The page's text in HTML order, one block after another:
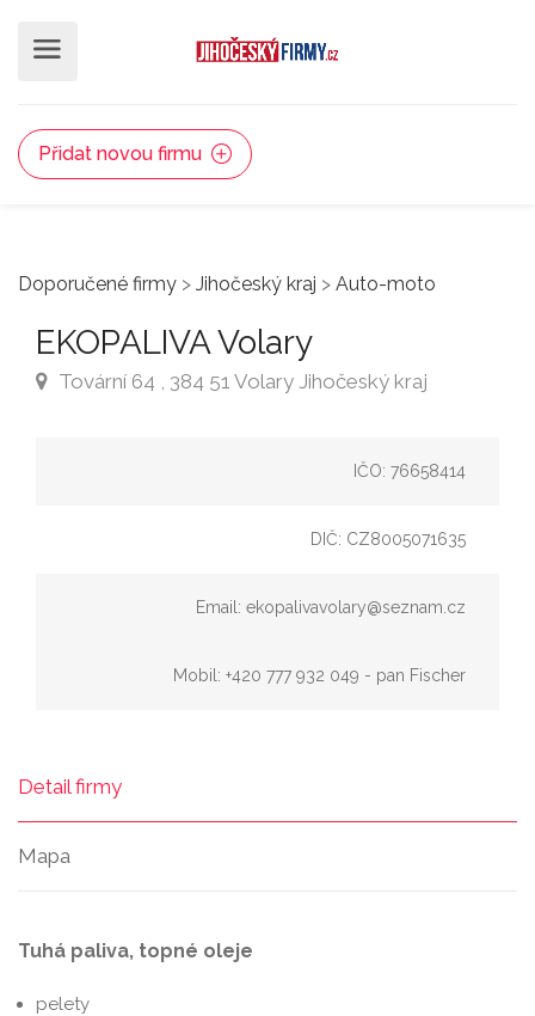
Přidat novou firmu
Doporučené firmy > Jihočeský kraj > Auto-moto
EKOPALIVA Volary
Tovární 64 , 384 51 Volary Jihočeský kraj
IČO: 76658414
DIČ: CZ8005071635
Email: ekopalivavolary@seznam.cz
Mobil: +420 777 932 049 - pan Fischer
Detail firmy
Mapa
Tuhá paliva, topné oleje
pelety